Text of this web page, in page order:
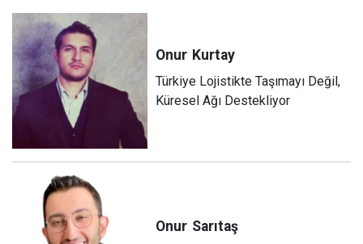
Onur Kurtay
Türkiye Lojistikte Taşımayı Değil,
Küresel Ağı Destekliyor
Onur Sarıtaş